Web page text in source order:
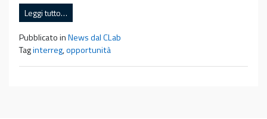
Leggi tutto…
Pubblicato inNews dal CLab
Taginterreg,opportunità